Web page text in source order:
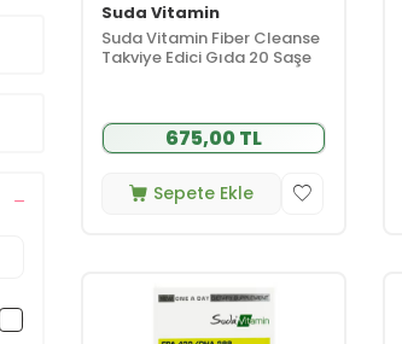
Suda Vitamin
Suda Vitamin Fiber Cleanse
Takviye Edici Gıda 20 Saşe
675,00 TL
Sepete Ekle